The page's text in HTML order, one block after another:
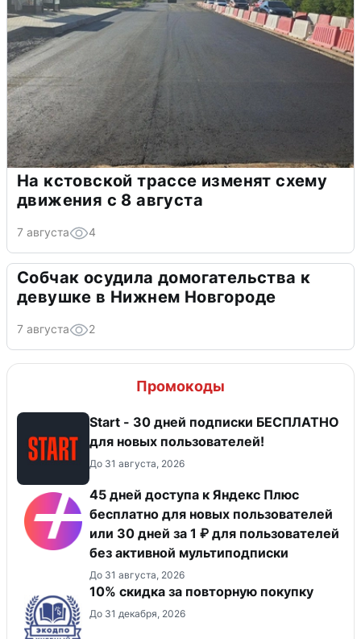
На кстовской трассе изменят схему
движения с 8 августа
7 августа 4
Собчак осудила домогательства к
девушке в Нижнем Новгороде
7 августа 2
Промокоды
Start - 30 дней подписки БЕСПЛАТНО
для новых пользователей!
До 31 августа, 2026
45 дней доступа к Яндекс Плюс
бесплатно для новых пользователей
или 30 дней за 1 ₽ для пользователей
без активной мультиподписки
До 31 августа, 2026
10% скидка за повторную покупку
До 31 декабря, 2026